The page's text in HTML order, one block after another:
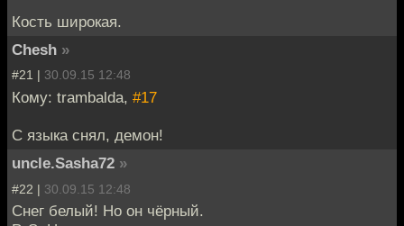
Кость широкая.
Chesh »
#21 | 30.09.15 12:48
Кому: trambalda, #17
С языка снял, демон!
uncle.Sasha72 »
#22 | 30.09.15 12:48
Снег белый! Но он чёрный.